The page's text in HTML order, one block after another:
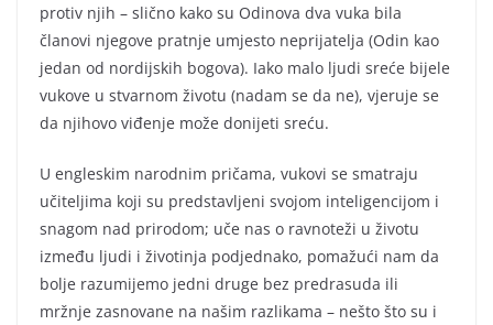
protiv njih – slično kako su Odinova dva vuka bila
članovi njegove pratnje umjesto neprijatelja (Odin kao
jedan od nordijskih bogova). Iako malo ljudi sreće bijele
vukove u stvarnom životu (nadam se da ne), vjeruje se
da njihovo viđenje može donijeti sreću.
U engleskim narodnim pričama, vukovi se smatraju
učiteljima koji su predstavljeni svojom inteligencijom i
snagom nad prirodom; uče nas o ravnoteži u životu
između ljudi i životinja podjednako, pomažući nam da
bolje razumijemo jedni druge bez predrasuda ili
mržnje zasnovane na našim razlikama – nešto što su i